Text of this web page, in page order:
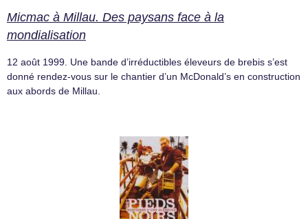
Micmac à Millau. Des paysans face à la
mondialisation
12 août 1999. Une bande d’irréductibles éleveurs de brebis s’est
donné rendez-vous sur le chantier d’un McDonald’s en construction
aux abords de Millau.